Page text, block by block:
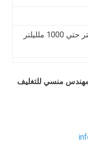
تعبئة من 50 ملليلتر حتي 1000 ملليلتر
المهندس منسي للتغليف